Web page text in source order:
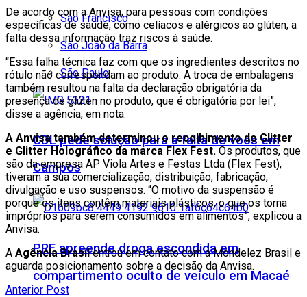
São Francisco
São João da Barra
São Paulo
CDL pede solução para a falta de voos em
Campos
PRF apreende droga escondida em
compartimento oculto de veículo em Macaé
De acordo com a Anvisa, para pessoas com condições
específicas de saúde, como celíacos e alérgicos ao glúten, a
falta dessa informação traz riscos à saúde.
“Essa falha técnica faz com que os ingredientes descritos no
rótulo não correspondam ao produto. A troca de embalagens
também resultou na falta da declaração obrigatória da
presença de glúten no produto, que é obrigatória por lei”,
disse a agência, em nota.
A Anvisa também determinou o recolhimento do Glitter
e Glitter Holográfico da marca Flex Fest. Os produtos, que
são da empresa AP Viola Artes e Festas Ltda (Flex Fest),
tiveram a sua comercialização, distribuição, fabricação,
divulgação e uso suspensos. “O motivo da suspensão é
porque os itens contêm materiais plásticos, o que os torna
impróprios para serem consumidos em alimentos”, explicou a
Anvisa.
A Agência Brasilentrou em contato com a Mondelez Brasil e
aguarda posicionamento sobre a decisão da Anvisa.
Anterior Post